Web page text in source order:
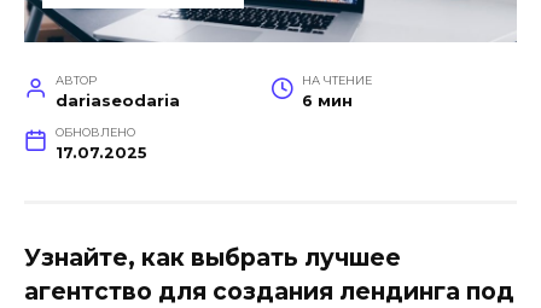
АВТОР
dariaseodaria
НА ЧТЕНИЕ
6 мин
ОБНОВЛЕНО
17.07.2025
Узнайте, как выбрать лучшее
агентство для создания лендинга под